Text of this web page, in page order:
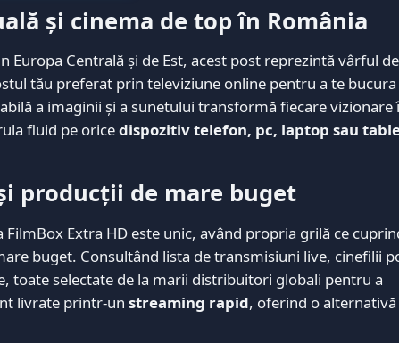
și cinema de top în România
Centrală și de Est, acest post reprezintă vârful de
tău preferat prin televiziune online pentru a te bucura
a imaginii și a sunetului transformă fiecare vizionare
fluid pe oricedispozitiv telefon, pc, laptop sau
producții de mare buget
FilmBox Extra HD este unic, având propria grilă ce
buget. Consultând lista de transmisiuni live, cinefilii
toate selectate de la marii distribuitori globali pentru a
livrate printr-un streaming rapid, oferind o alternativă